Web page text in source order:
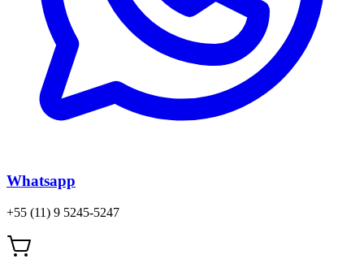
Whatsapp
+55 (11) 9 5245-5247